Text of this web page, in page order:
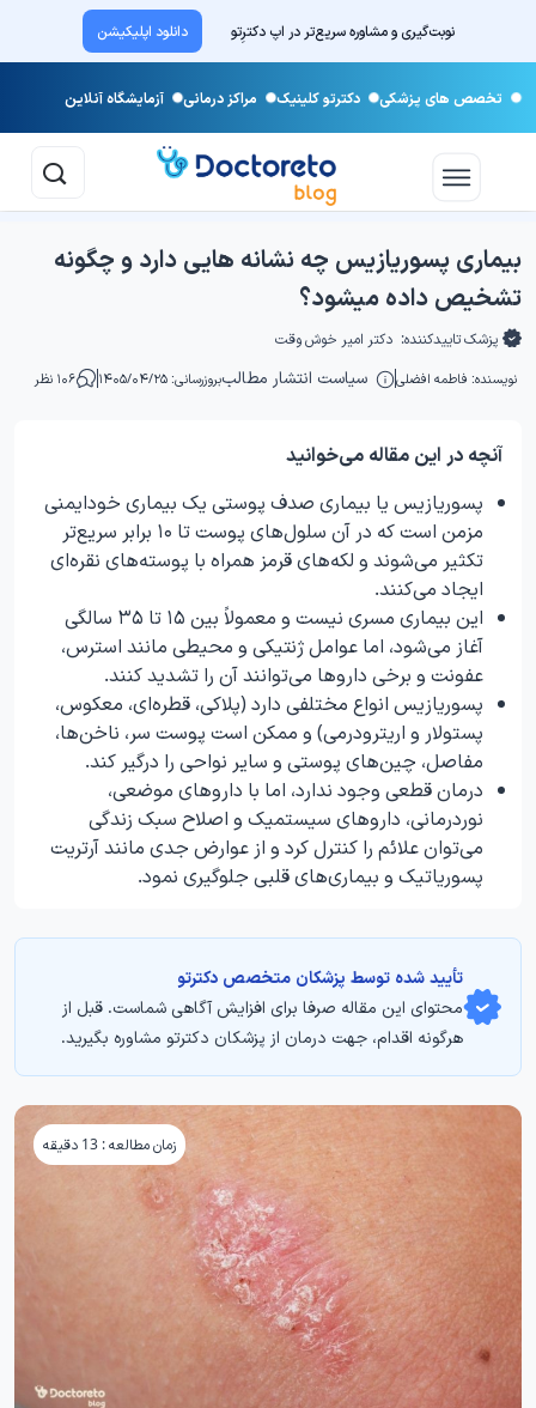
نوبت‌گیری و مشاوره سریع‌تر در اپ دکترِتو دانلود اپلیکیشن
تخصص های پزشکی دکترتو کلینیک مراکز درمانی آزمایشگاه آنلاین
بیماری پسوریازیس چه نشانه هایی دارد و چگونه
تشخیص داده میشود؟
پزشک تاییدکننده: دکتر امیر خوش وقت
نویسنده: فاطمه افضلی سیاست انتشار مطالببروزرسانی: ۱۴۰۵/۰۴/۲۵ ۱۰۶ نظر
آنچه در این مقاله می‌خوانید
پسوریازیس یا بیماری صدف پوستی یک بیماری خودایمنی
مزمن است که در آن سلول‌های پوست تا ۱۰ برابر سریع‌تر
تکثیر می‌شوند و لکه‌های قرمز همراه با پوسته‌های نقره‌ای
ایجاد می‌کنند.
این بیماری مسری نیست و معمولاً بین ۱۵ تا ۳۵ سالگی
آغاز می‌شود، اما عوامل ژنتیکی و محیطی مانند استرس،
عفونت و برخی داروها می‌توانند آن را تشدید کنند.
پسوریازیس انواع مختلفی دارد (پلاکی، قطره‌ای، معکوس،
پستولار و اریترودرمی) و ممکن است پوست سر، ناخن‌ها،
مفاصل، چین‌های پوستی و سایر نواحی را درگیر کند.
درمان قطعی وجود ندارد، اما با داروهای موضعی،
نوردرمانی، داروهای سیستمیک و اصلاح سبک زندگی
می‌توان علائم را کنترل کرد و از عوارض جدی مانند آرتریت
پسوریاتیک و بیماری‌های قلبی جلوگیری نمود.
تأیید‌‌‌‌‌‌‌ شده توسط پزشکان متخصص دکترتو
محتوای این مقاله صرفا برای افزایش آگاهی شماست. قبل از
هرگونه اقدام، جهت درمان از پزشکان دکترتو مشاوره بگیرید.
زمان مطالعه : 13 دقیقه